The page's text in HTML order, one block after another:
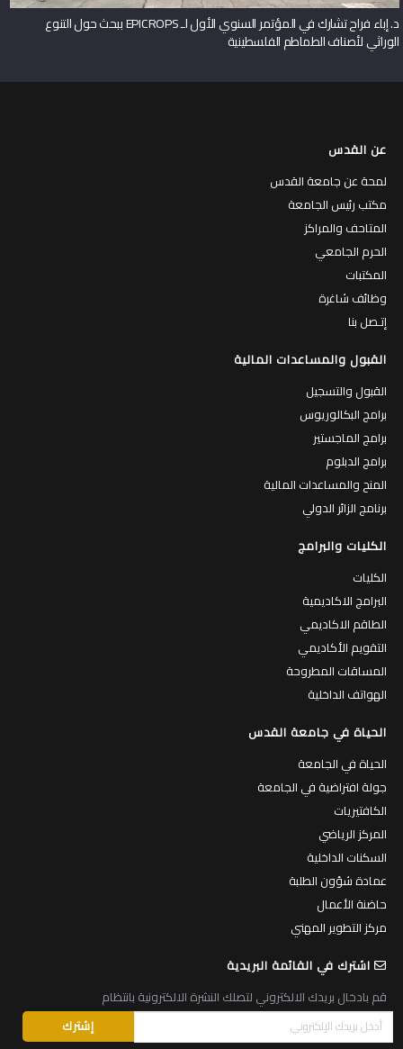
د. إباء فراح تشارك في المؤتمر السنوي الأول لـ EPICROPS ببحث حول التنوع
الوراثي لأصناف الطماطم الفلسطينية
عن القدس
لمحة عن جامعة القدس
مكتب رئيس الجامعة
المتاحف والمراكز
الحرم الجامعي
المكتبات
وظائف شاغرة
إتـصل بنا
القبول والمساعدات المالية
القبول والتسجيل
برامج البكالوريوس
برامج الماجستير
برامج الدبلوم
المنح والمساعدات المالية
برنامج الزائر الدولي
الكليات والبرامج
الكليات
البرامج الاكاديمية
الطاقم الاكاديمي
التقويم الأكاديمي
المساقات المطروحة
الهواتف الداخلية
الحياة في جامعة القدس
الحياة في الجامعة
جولة افتراضية في الجامعة
الكافتيريات
المركز الرياضي
السكنات الداخلية
عمادة شؤون الطلبة
حاضنة الأعمال
مركز التطوير المهني
اشترك في القائمة البريدية
قم بادخال بريدك الالكتروني لتصلك النشرة الالكترونية بانتظام